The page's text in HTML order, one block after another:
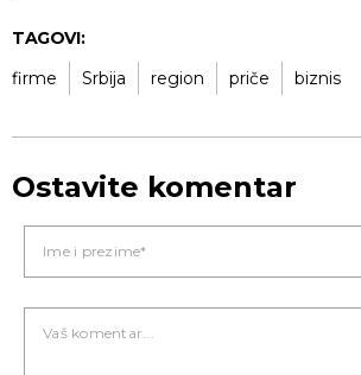
TAGOVI:
firme
Srbija region priče biznis
Ostavite komentar